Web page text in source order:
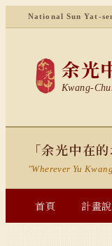
National Sun Yat-
余光
Kwang-
「余光中在
"Wherever Yu
首頁 計畫